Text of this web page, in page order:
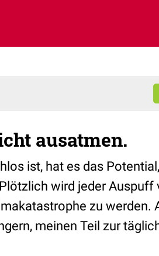
ausatmen.
ist, hat es das
wird jeder Auspuff
zu werden.
meinen Teil zur